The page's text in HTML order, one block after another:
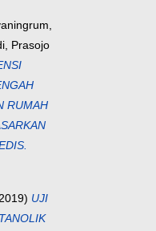
Prasojo
RUMAH
UJI